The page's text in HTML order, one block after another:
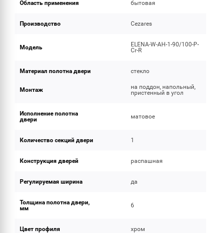
Область применения бытовая
Производство Cezares
Модель
ELENA-W-AH-1-90/100-P-
Cr-R
Материал полотна двери стекло
Монтаж
на поддон, напольный,
пристенный в угол
Исполнение полотна
двери
матовое
Количество секций двери 1
Конструкция дверей распашная
Регулируемая ширина да
Толщина полотна двери,
мм
6
Цвет профиля хром